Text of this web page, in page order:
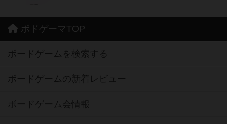
ボドゲーマTOP
ボードゲームを検索する
ボードゲームの新着レビュー
ボードゲーム会情報